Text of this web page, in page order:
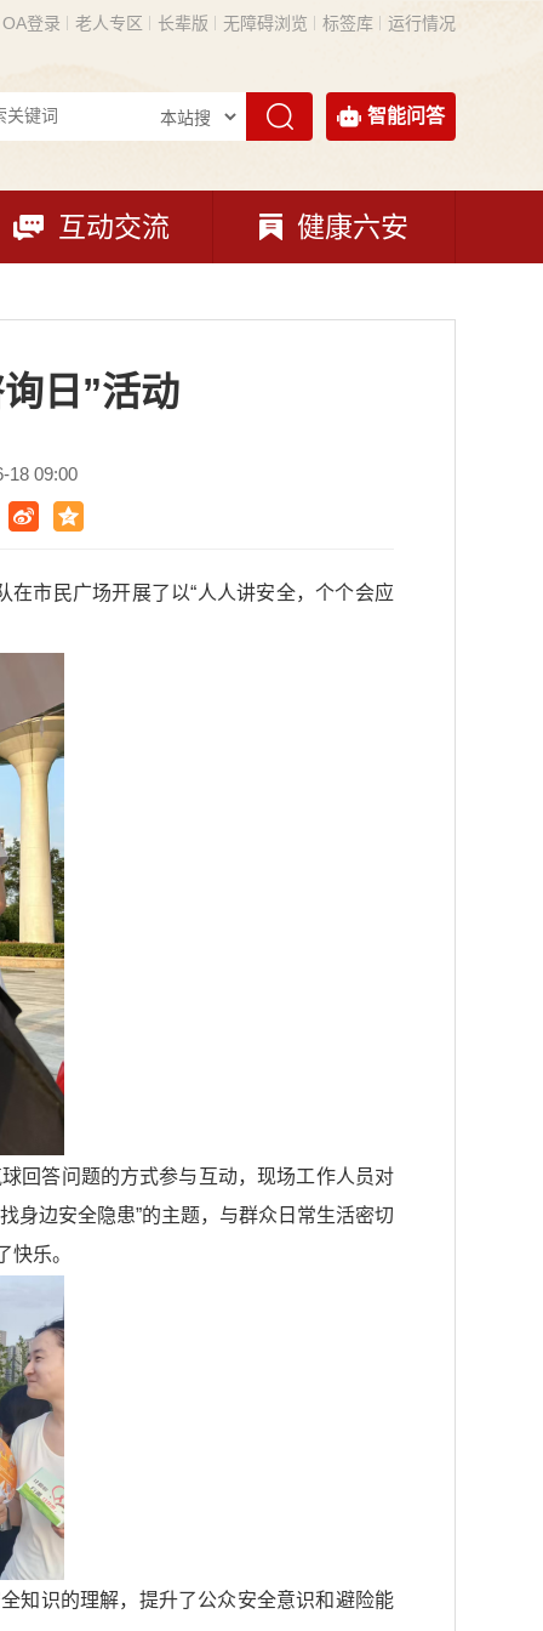
OA登录 老人专区 长辈版 无障碍浏览 标签库 运行情况
智能问答
互动交流 健康六安
日”活动
18 09:00
市民广场开展了以“人人讲安全，个个会应
回答问题的方式参与互动，现场工作人员对
身边安全隐患”的主题，与群众日常生活密切
乐。
知识的理解，提升了公众安全意识和避险能